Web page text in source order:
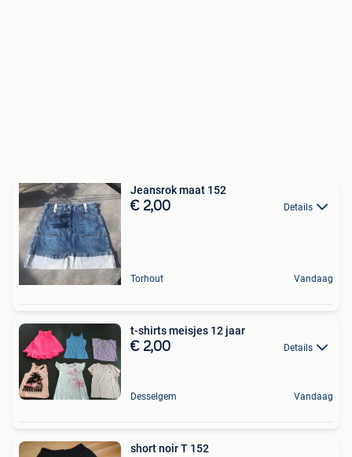
Jeansrok maat 152
€ 2,00 Details
Torhout Vandaag
t-shirts meisjes 12 jaar
€ 2,00 Details
Desselgem Vandaag
short noir T 152